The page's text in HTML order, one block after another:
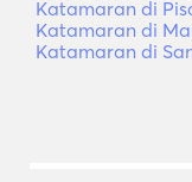
Katamaran di
Katamaran di
Katamaran di